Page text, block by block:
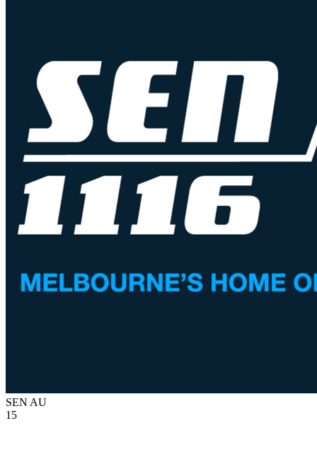
SEN AU
15